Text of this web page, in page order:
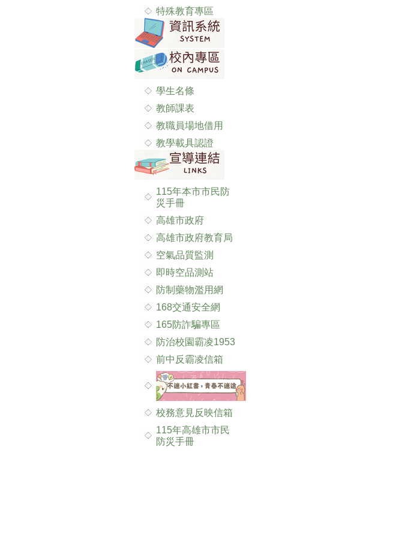
特殊教育專區
學生名條
教師課表
教職員場地借用
教學載具認證
115年本市市民防
災手冊
高雄市政府
高雄市政府教育局
空氣品質監測
即時空品測站
防制藥物濫用網
168交通安全網
165防詐騙專區
防治校園霸凌1953
前中反霸凌信箱
校務意見反映信箱
115年高雄市市民
防災手冊